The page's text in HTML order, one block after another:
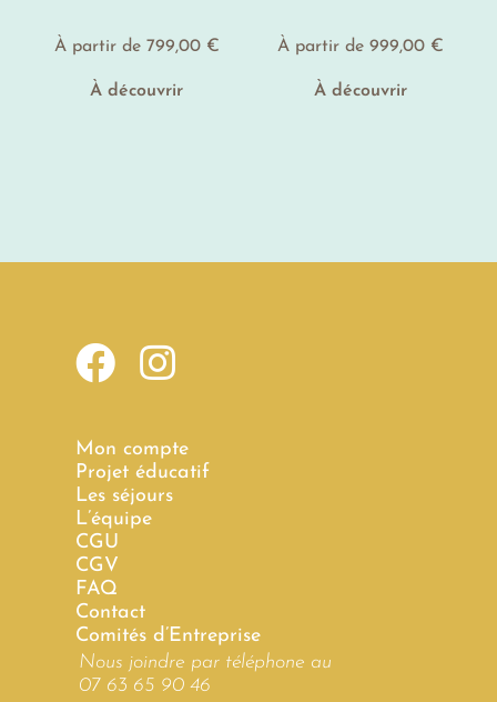
À partir de 799,00 €
À découvrir
À partir de 999,00 €
À découvrir
Mon compte
Projet éducatif
Les séjours
L’équipe
CGU
CGV
FAQ
Contact
Comités d’Entreprise
Nous joindre par téléphone au
07 63 65 90 46